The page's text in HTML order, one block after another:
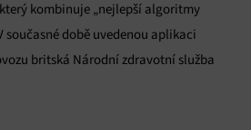
kombinuje „nejlepší algoritmy
současné době uvedenou aplikaci
britská Národní zdravotní služba